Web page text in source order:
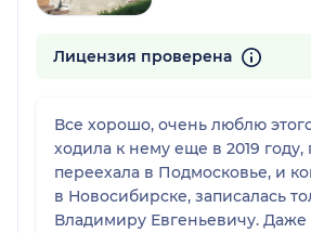
Лицензия проверена
Все хорошо, очень люблю
ходила к нему еще в 2019 году,
переехала в Подмосковье, и
в Новосибирске, записалась
Владимиру Евгеньевичу. Даже